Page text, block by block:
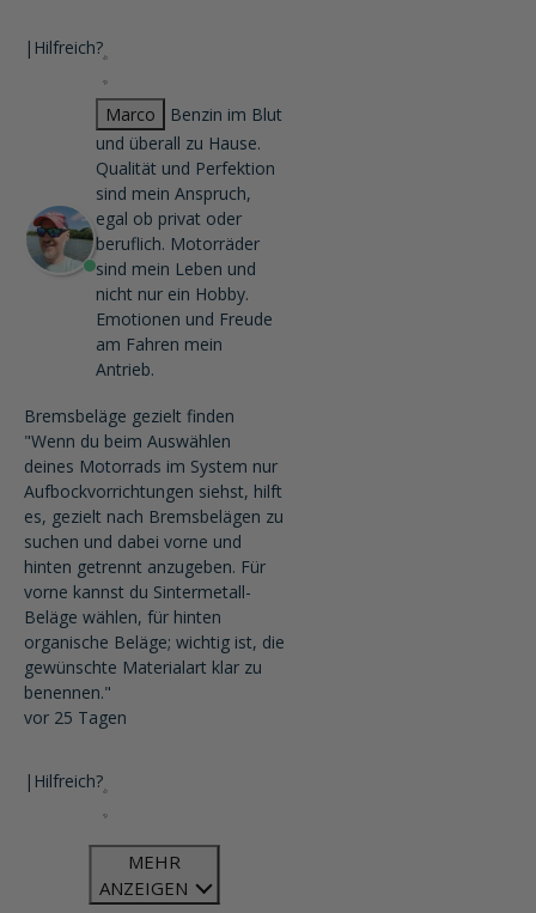
| Hilfreich?
Marco
Benzin im Blut
und überall zu Hause.
Qualität und Perfektion
sind mein Anspruch,
egal ob privat oder
beruflich. Motorräder
sind mein Leben und
nicht nur ein Hobby.
Emotionen und Freude
am Fahren mein
Antrieb.
Bremsbeläge gezielt finden
"Wenn du beim Auswählen
deines Motorrads im System nur
Aufbockvorrichtungen siehst, hilft
es, gezielt nach Bremsbelägen zu
suchen und dabei vorne und
hinten getrennt anzugeben. Für
vorne kannst du Sintermetall-
Beläge wählen, für hinten
organische Beläge; wichtig ist, die
gewünschte Materialart klar zu
benennen."
vor 25 Tagen
| Hilfreich?
MEHR
ANZEIGEN